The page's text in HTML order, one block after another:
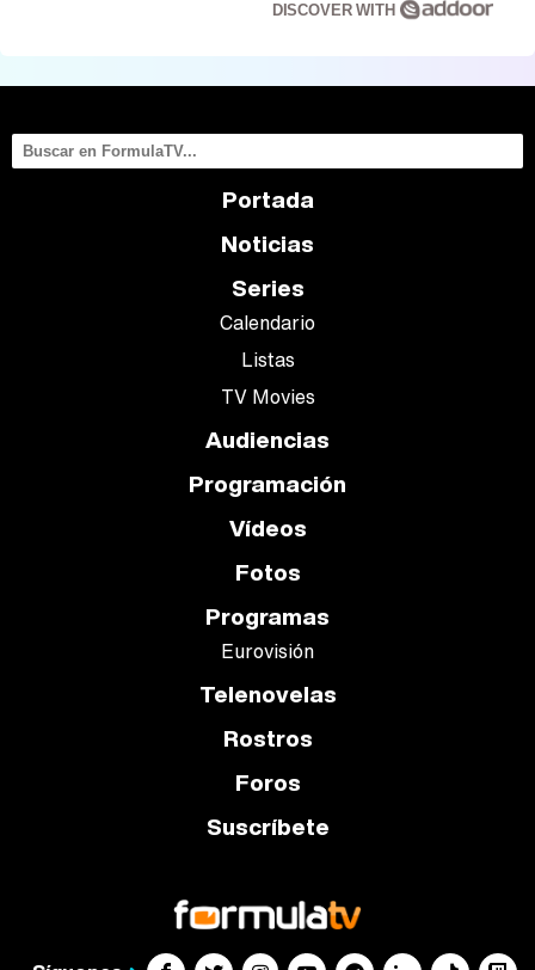
DISCOVER WITH
Portada
Noticias
Series
Calendario
Listas
TV Movies
Audiencias
Programación
Vídeos
Fotos
Programas
Eurovisión
Telenovelas
Rostros
Foros
Suscríbete